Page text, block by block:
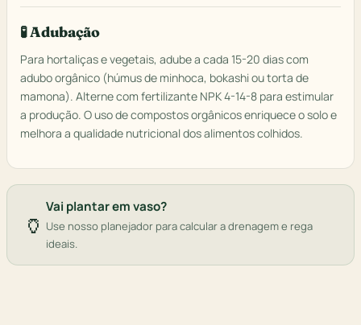
🧪 Adubação
Para hortaliças e vegetais, adube a cada 15-20 dias com
adubo orgânico (húmus de minhoca, bokashi ou torta de
mamona). Alterne com fertilizante NPK 4-14-8 para estimular
a produção. O uso de compostos orgânicos enriquece o solo e
melhora a qualidade nutricional dos alimentos colhidos.
🏺
Vai plantar em vaso?
Use nosso planejador para calcular a drenagem e rega
ideais.